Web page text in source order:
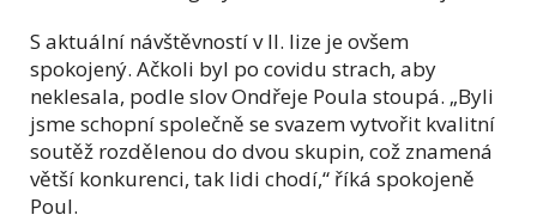
S aktuální návštěvností v II. lize je ovšem
spokojený. Ačkoli byl po covidu strach, aby
neklesala, podle slov Ondřeje Poula stoupá. „Byli
jsme schopní společně se svazem vytvořit kvalitní
soutěž rozdělenou do dvou skupin, což znamená
větší konkurenci, tak lidi chodí,“ říká spokojeně
Poul.